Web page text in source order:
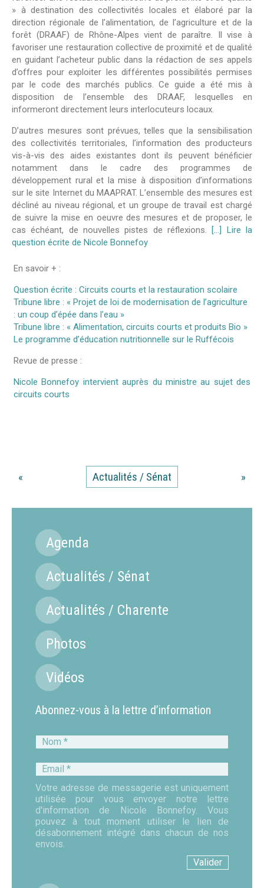
» à destination des collectivités locales et élaboré par la
direction régionale de l’alimentation, de l’agriculture et de la
forêt (DRAAF) de Rhône-Alpes vient de paraître. Il vise à
favoriser une restauration collective de proximité et de qualité
en guidant l’acheteur public dans la rédaction de ses appels
d’offres pour exploiter les différentes possibilités permises
par le code des marchés publics. Ce guide a été mis à
disposition de l’ensemble des DRAAF, lesquelles en
informeront directement leurs interlocuteurs locaux.
D’autres mesures sont prévues, telles que la sensibilisation
des collectivités territoriales, l’information des producteurs
vis-à-vis des aides existantes dont ils peuvent bénéficier
notamment dans le cadre des programmes de
développement rural et la mise à disposition d’informations
sur le site Internet du MAAPRAT. L’ensemble des mesures est
décliné au niveau régional, et un groupe de travail est chargé
de suivre la mise en oeuvre des mesures et de proposer, le
cas échéant, de nouvelles pistes de réflexions. […] Lire la
question écrite de Nicole Bonnefoy
En savoir + :
Question écrite : Circuits courts et la restauration scolaire
Tribune libre : « Projet de loi de modernisation de l’agriculture
: un coup d’épée dans l’eau »
Tribune libre : « Alimentation, circuits courts et produits Bio »
Le programme d’éducation nutritionnelle sur le Ruffécois
Revue de presse :
Nicole Bonnefoy intervient auprès du ministre au sujet des
circuits courts
« Actualités / Sénat »
Agenda
Actualités / Sénat
Actualités / Charente
Photos
Vidéos
Abonnez-vous à la lettre d’information
Nom
Email
Votre adresse de messagerie est uniquement
utilisée pour vous envoyer notre lettre
d'information de Nicole Bonnefoy. Vous
pouvez à tout moment utiliser le lien de
désabonnement intégré dans chacun de nos
envois.